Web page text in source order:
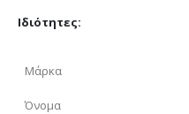
Ιδιότητες:
Μάρκα
Όνομα